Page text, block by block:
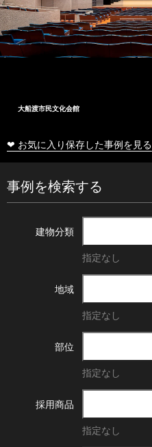
大船渡市民文化会館
❤ お気に入り保存した事例を見る
事例を検索する
建物分類
指定なし
地域
指定なし
部位
指定なし
採用商品
指定なし